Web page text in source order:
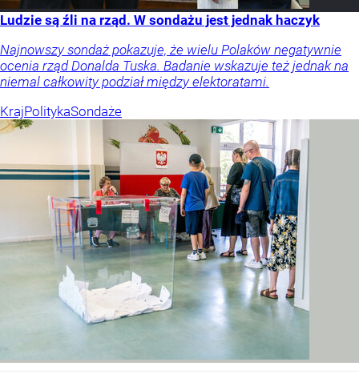
Ludzie są źli na rząd. W sondażu jest jednak haczyk
Najnowszy sondaż pokazuje, że wielu Polaków negatywnie
ocenia rząd Donalda Tuska. Badanie wskazuje też jednak na
niemal całkowity podział między elektoratami.
KrajPolitykaSondaże